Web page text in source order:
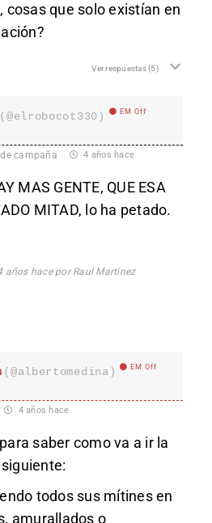
cosas que solo existían en
Ver respuestas(5)
(@elrobocot330) EM Off
campaña 4 años hace
MAS GENTE, QUE ESA
MITAD, lo ha petado.
años hace por Raul Martinez
(@albertomedina) EM Off
4 años hace
saber como va a ir la
todos sus mítines en
amurallados o